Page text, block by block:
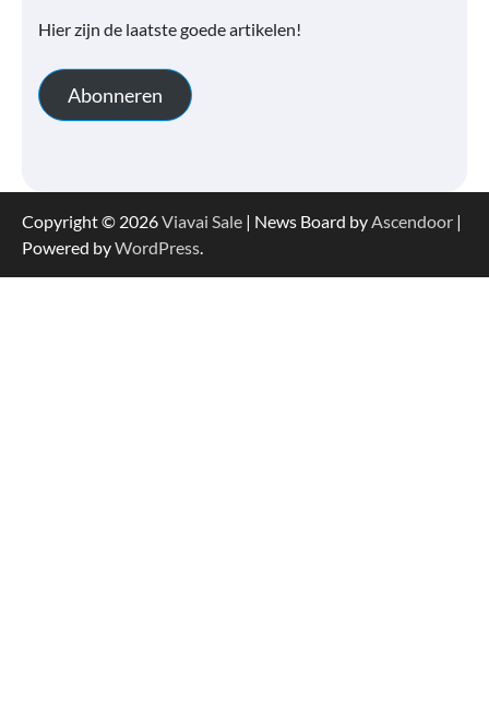
Hier zijn de laatste goede artikelen!
Abonneren
Copyright © 2026Viavai Sale | News Board byAscendoor |
Powered byWordPress.